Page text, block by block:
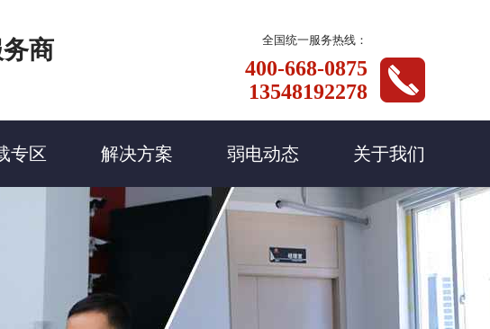
商 全国统一服务热线：
400-668-0875
13548192278
专区 解决方案 弱电动态 关于我们